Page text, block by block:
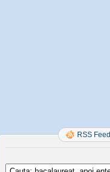
RSS Feed